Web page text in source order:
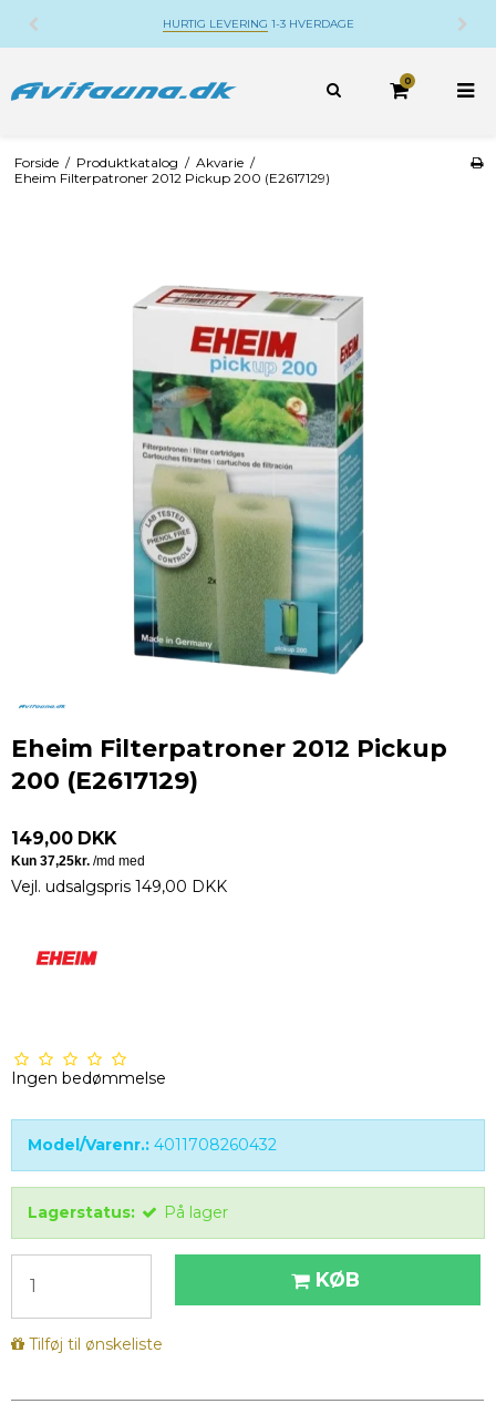
HURTIG LEVERING 1-3 HVERDAGE
0
Forside / Produktkatalog / Akvarie /
Eheim Filterpatroner 2012 Pickup 200 (E2617129)
Eheim Filterpatroner 2012 Pickup
200 (E2617129)
149,00 DKK
Vejl. udsalgspris 149,00 DKK
Ingen bedømmelse
Model/Varenr.: 4011708260432
Lagerstatus: På lager
KØB
Tilføj til ønskeliste